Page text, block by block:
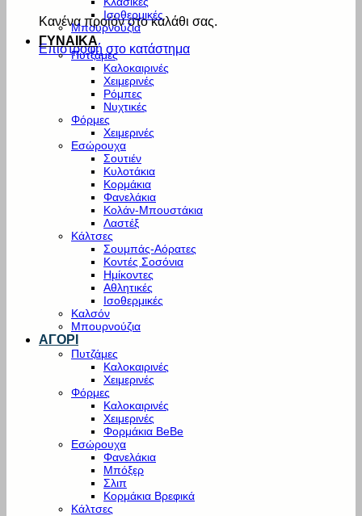
Κανένα προϊόν στο καλάθι σας.
Επιστροφή στο κατάστημα
Ισοθερμικές
Μπουρνούζια
ΓΥΝΑΙΚΑ
Πυτζάμες
Καλοκαιρινές
Χειμερινές
Ρόμπες
Νυχτικές
Φόρμες
Χειμερινές
Εσώρουχα
Σουτιέν
Κυλοτάκια
Κορμάκια
Φανελάκια
Κολάν-Μπουστάκια
Λαστέξ
Κάλτσες
Σουμπάς-Αόρατες
Κοντές Σοσόνια
Ημίκοντες
Αθλητικές
Ισοθερμικές
Καλσόν
Μπουρνούζια
ΑΓΟΡΙ
Πυτζάμες
Καλοκαιρινές
Χειμερινές
Φόρμες
Καλοκαιρινές
Χειμερινές
Φορμάκια BeBe
Εσώρουχα
Φανελάκια
Μπόξερ
Σλιπ
Κορμάκια Βρεφικά
Κάλτσες